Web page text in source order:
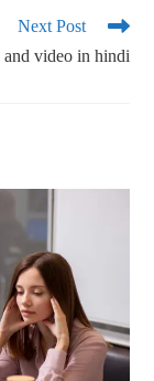
Next Post
video in hindi